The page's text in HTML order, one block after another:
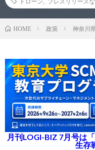
HOME 政策 神奈川
月刊LOGI-BIZ 7月号は
生存